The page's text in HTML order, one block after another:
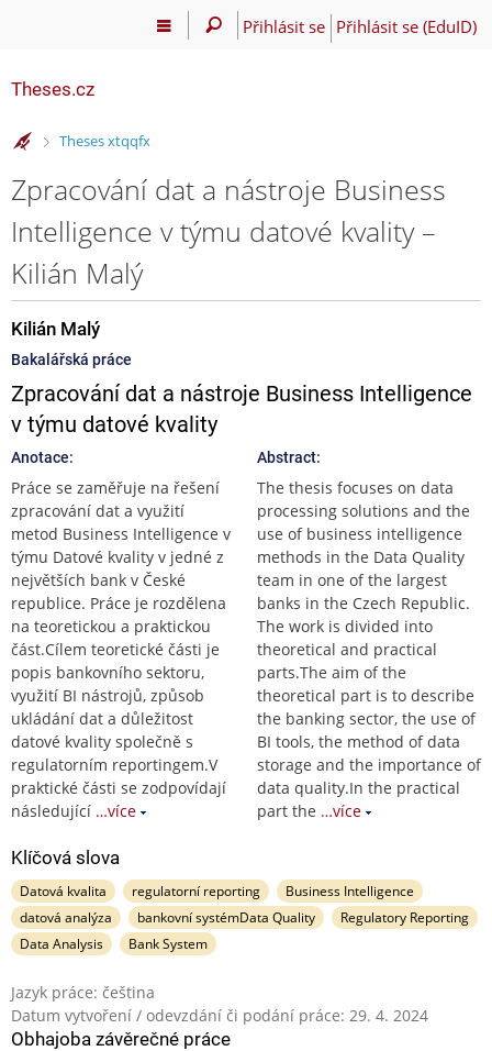
Přihlásit se Přihlásit se (EduID)
Theses.cz
>
Theses xtqqfx
Zpracování dat a nástroje Business
Intelligence v týmu datové kvality –
Kilián Malý
Kilián Malý
Bakalářská práce
Zpracování dat a nástroje Business Intelligence
v týmu datové kvality
Anotace:
Práce se zaměřuje na řešení
zpracování dat a využití
metod Business Intelligence v
týmu Datové kvality v jedné z
největších bank v České
republice. Práce je rozdělena
na teoretickou a praktickou
část.Cílem teoretické části je
popis bankovního sektoru,
využití BI nástrojů, způsob
ukládání dat a důležitost
datové kvality společně s
regulatorním reportingem.V
praktické části se zodpovídají
následující …více
Abstract:
The thesis focuses on data
processing solutions and the
use of business intelligence
methods in the Data Quality
team in one of the largest
banks in the Czech Republic.
The work is divided into
theoretical and practical
parts.The aim of the
theoretical part is to describe
the banking sector, the use of
BI tools, the method of data
storage and the importance of
data quality.In the practical
part the …více
Klíčová slova
Datová kvalita regulatorní reporting
Business Intelligence
datová analýza
bankovní systémData Quality
Regulatory Reporting
Data Analysis
Bank System
Jazyk práce: čeština
Datum vytvoření / odevzdání či podání práce: 29. 4. 2024
Obhajoba závěrečné práce